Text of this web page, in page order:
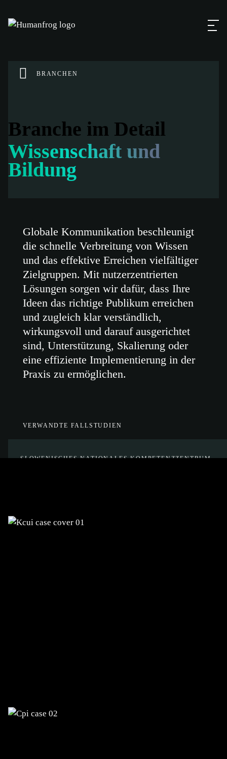
BRANCHEN
Branche im Detail
Wissenschaft und
Bildung
Globale Kommunikation beschleunigt
die schnelle Verbreitung von Wissen
und das effektive Erreichen vielfältiger
Zielgruppen. Mit nutzerzentrierten
Lösungen sorgen wir dafür, dass Ihre
Ideen das richtige Publikum erreichen
und zugleich klar verständlich,
wirkungsvoll und darauf ausgerichtet
sind, Unterstützung, Skalierung oder
eine effiziente Implementierung in der
Praxis zu ermöglichen.
VERWANDTE FALLSTUDIEN
SLOWENISCHES NATIONALES KOMPETENZZENTRUM